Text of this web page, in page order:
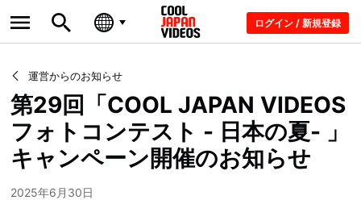
ログイン / 新規登録
運営からのお知らせ
第29回「COOL JAPAN VIDEOS
フォトコンテスト - 日本の夏- 」
キャンペーン開催のお知らせ
2025年6月30日